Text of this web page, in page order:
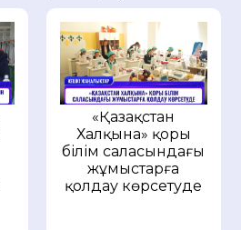
«Қазақстан
Халқына» қоры
білім саласындағы
жұмыстарға
қолдау көрсетуде